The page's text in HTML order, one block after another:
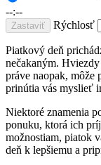
--:--
Zastaviť Rýchlosť
Piatkový deň
nečakaným.
práve naopak, môže
prinútia vás myslieť
Niektoré znamenia
ponuku, ktorá ich
možnostiam, piatok
deň k lepšiemu a